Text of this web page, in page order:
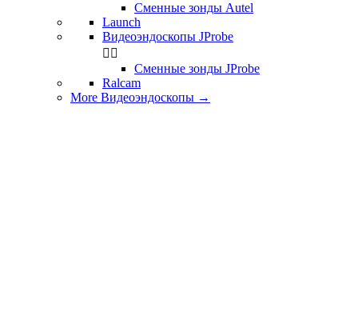
Сменные зонды Autel
Launch
Видеоэндоскопы JProbe
 
Сменные зонды JProbe
Ralcam
More Видеоэндоскопы →